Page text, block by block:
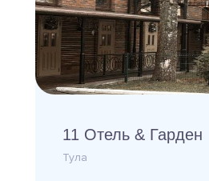
11 Отель & Гарден
Тула